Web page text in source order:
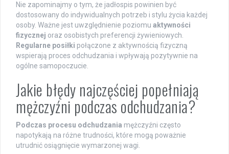
Nie zapominajmy o tym, że jadłospis powinien być
dostosowany do indywidualnych potrzeb i stylu życia każdej
osoby. Ważne jest uwzględnienie poziomu aktywności
fizycznej oraz osobistych preferencji żywieniowych.
Regularne posiłki połączone z aktywnością fizyczną
wspierają proces odchudzania i wpływają pozytywnie na
ogólne samopoczucie.
Jakie błędy najczęściej popełniają
mężczyźni podczas odchudzania?
Podczas procesu odchudzania mężczyźni często
napotykają na różne trudności, które mogą poważnie
utrudnić osiągnięcie wymarzonej wagi.